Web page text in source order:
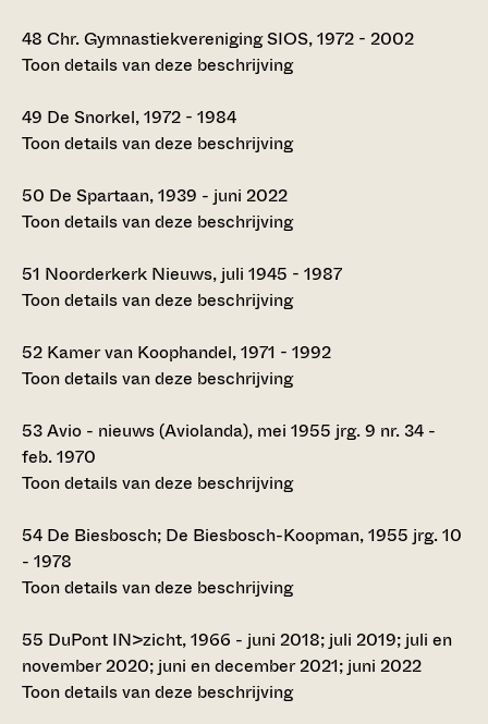
48 Chr. Gymnastiekvereniging SIOS, 1972 - 2002
Toon details van deze beschrijving
49 De Snorkel, 1972 - 1984
Toon details van deze beschrijving
50 De Spartaan, 1939 - juni 2022
Toon details van deze beschrijving
51 Noorderkerk Nieuws, juli 1945 - 1987
Toon details van deze beschrijving
52 Kamer van Koophandel, 1971 - 1992
Toon details van deze beschrijving
53Avio - nieuws (Aviolanda), mei 1955 jrg. 9 nr. 34 -
feb. 1970
Toon details van deze beschrijving
54 De Biesbosch; De Biesbosch-Koopman, 1955 jrg. 10
- 1978
Toon details van deze beschrijving
55 DuPont IN>zicht, 1966 - juni 2018; juli 2019; juli en
november 2020; juni en december 2021; juni 2022
Toon details van deze beschrijving